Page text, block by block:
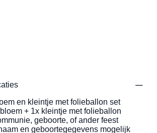
en kleintje met folieballon set
+ 1x kleintje met folieballon
geboorte, of ander feest
en geboortegegevens mogelijk